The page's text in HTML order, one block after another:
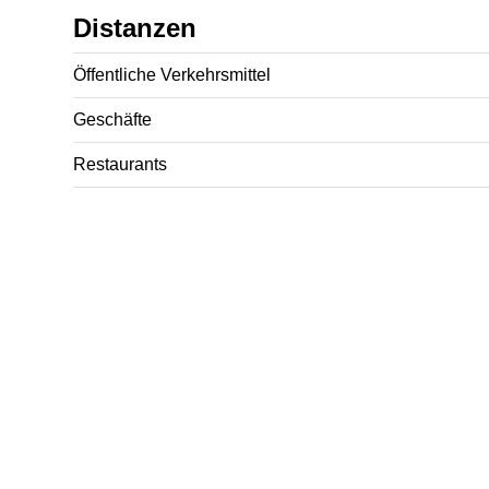
Distanzen
Öffentliche Verkehrsmittel
Geschäfte
Restaurants